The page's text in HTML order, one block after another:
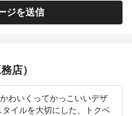
ジを送信
店）
わいくってかっこいいデザ
イルを大切にした、トクベ